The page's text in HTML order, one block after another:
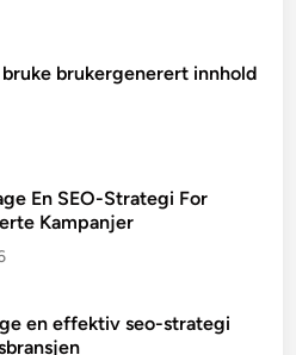
bruke brukergenerert innhold
En SEO-Strategi For
Kampanjer
en effektiv seo-strategi